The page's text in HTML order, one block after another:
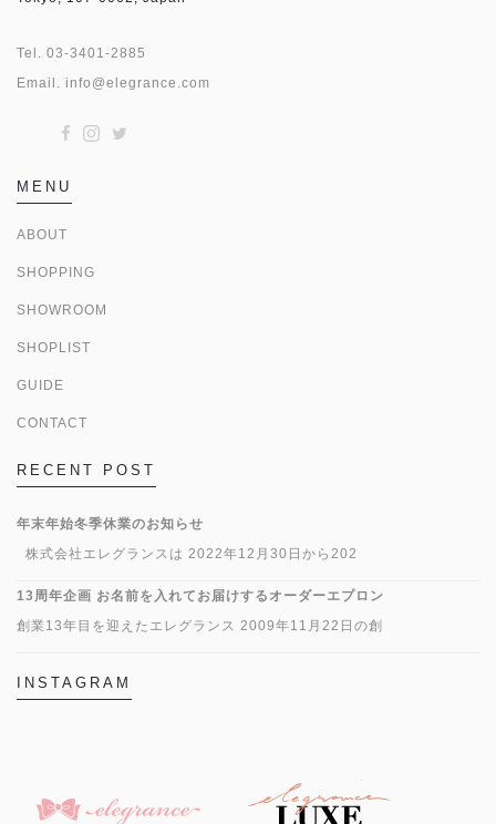
Tel. 03-3401-2885
Email. info@elegrance.com
MENU
ABOUT
SHOPPING
SHOWROOM
SHOPLIST
GUIDE
CONTACT
RECENT POST
年末年始冬季休業のお知らせ
株式会社エレグランスは 2022年12月30日から202
13周年企画 お名前を入れてお届けするオーダーエプロン
創業13年目を迎えたエレグランス 2009年11月22日の創
INSTAGRAM